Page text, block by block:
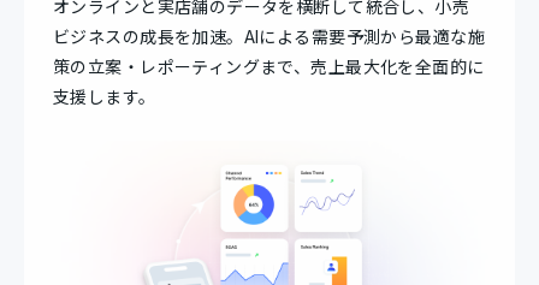
オンラインと実店舗のデータを横断して統合し、小売
ビジネスの成長を加速。AIによる需要予測から最適な施
策の立案・レポーティングまで、売上最大化を全面的に
支援します。